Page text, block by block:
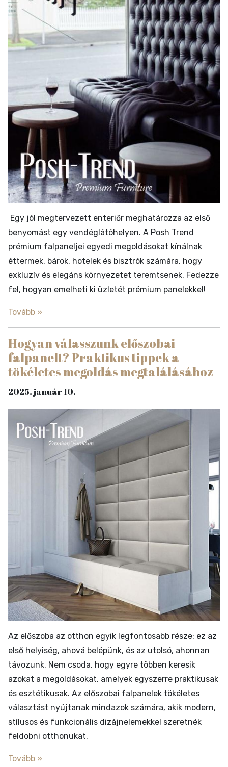
Egy jól megtervezett enteriőr meghatározza az első
benyomást egy vendéglátóhelyen. A Posh Trend
prémium falpaneljei egyedi megoldásokat kínálnak
éttermek, bárok, hotelek és bisztrók számára, hogy
exkluzív és elegáns környezetet teremtsenek. Fedezze
fel, hogyan emelheti ki üzletét prémium panelekkel!
Tovább »
Hogyan válasszunk előszobai
falpanelt? Praktikus tippek a
tökéletes megoldás megtalálásához
2025. január 10.
Az előszoba az otthon egyik legfontosabb része: ez az
első helyiség, ahová belépünk, és az utolsó, ahonnan
távozunk. Nem csoda, hogy egyre többen keresik
azokat a megoldásokat, amelyek egyszerre praktikusak
és esztétikusak. Az előszobai falpanelek tökéletes
választást nyújtanak mindazok számára, akik modern,
stílusos és funkcionális dizájnelemekkel szeretnék
feldobni otthonukat.
Tovább »